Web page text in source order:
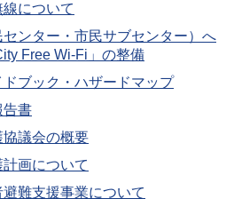
について
ンター・市民サブセンター）へ
Free Wi-Fi」の整備
ブック・ハザードマップ
告書
議会の概要
画について
難支援事業について